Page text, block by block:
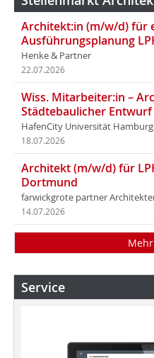
Architekt:in (m/w/d) für
Ausführungsplanung
Henke & Partner
22.07.2026
Wiss. Mitarbeiter:in –
Städtebaulicher
HafenCity Universität Hamburg
18.07.2026
Architekt (m/w/d) für
Dortmund
farwickgrote partner
14.07.2026
Service